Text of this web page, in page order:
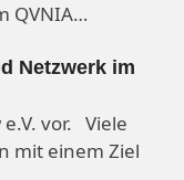
QVNIA…
Netzwerk im
vor. Viele
mit einem Ziel